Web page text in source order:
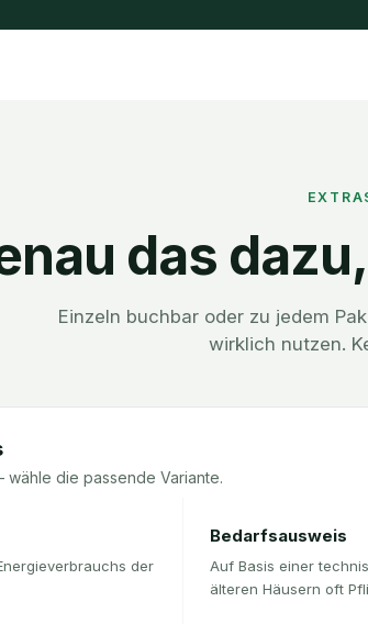
das
Einzeln buchbar oder zu jedem
wirklich nutzen.
wähle die passende Variante.
der
Bedarfsausweis
Auf Basis einer
älteren Häusern oft